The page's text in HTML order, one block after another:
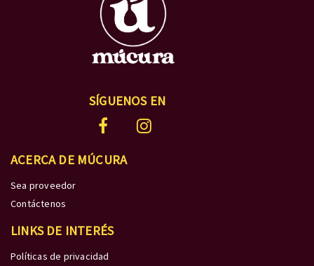
SÍGUENOS EN
ACERCA DE MÚCURA
Sea proveedor
Contáctenos
LINKS DE INTERÉS
Políticas de privacidad